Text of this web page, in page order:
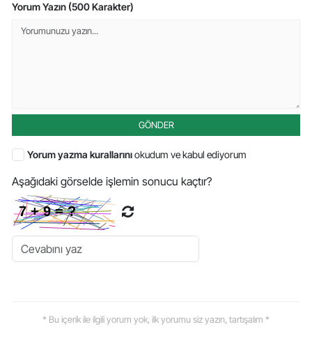
Yorum Yazın (500 Karakter)
GÖNDER
Yorum yazma kurallarınıokudum ve kabul ediyorum
Aşağıdaki görselde işlemin sonucu kaçtır?
* Bu içerik ile ilgili yorum yok, ilk yorumu siz yazın, tartışalım *